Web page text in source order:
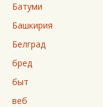
Батуми
Башкирия
Белград
бред
быт
веб